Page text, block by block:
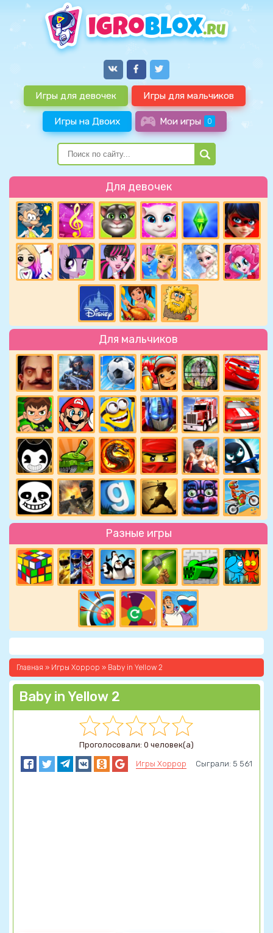
Игры для девочек Игры для мальчиков
Игры на Двоих Мои игры 0
Для девочек
Для мальчиков
Разные игры
Главная » Игры Хоррор » Baby in Yellow 2
Baby in Yellow 2
Проголосовали: 0 человек(а)
Игры Хоррор Сыграли: 5 561